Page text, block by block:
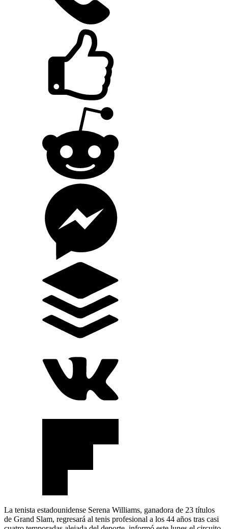
La tenista estadounidense Serena Williams, ganadora de 23 títulos
de Grand Slam, regresará al tenis profesional a los 44 años tras casi